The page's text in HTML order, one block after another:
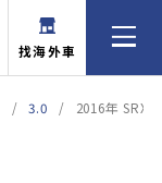
找海外車
3.0 2016年 SRX